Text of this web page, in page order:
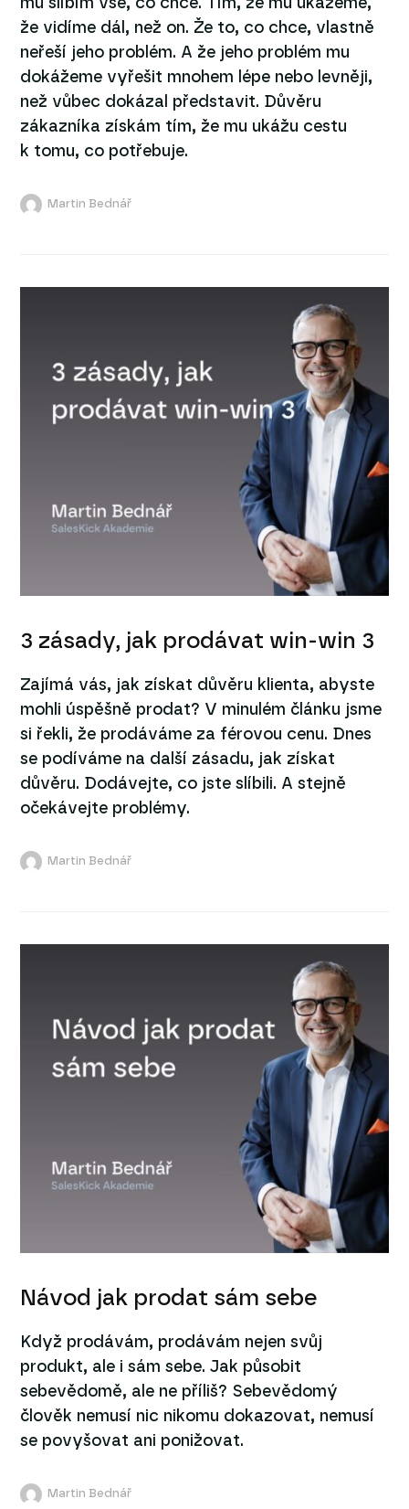
mu slíbím vše, co chce. Tím, že mu ukážeme,
že vidíme dál, než on. Že to, co chce, vlastně
neřeší jeho problém. A že jeho problém mu
dokážeme vyřešit mnohem lépe nebo levněji,
než vůbec dokázal představit. Důvěru
zákazníka získám tím, že mu ukážu cestu
k tomu, co potřebuje.
Martin Bednář
3 zásady, jak prodávat win-win 3
Zajímá vás, jak získat důvěru klienta, abyste
mohli úspěšně prodat? V minulém článku jsme
si řekli, že prodáváme za férovou cenu. Dnes
se podíváme na další zásadu, jak získat
důvěru. Dodávejte, co jste slíbili. A stejně
očekávejte problémy.
Martin Bednář
Návod jak prodat sám sebe
Když prodávám, prodávám nejen svůj
produkt, ale i sám sebe. Jak působit
sebevědomě, ale ne příliš? Sebevědomý
člověk nemusí nic nikomu dokazovat, nemusí
se povyšovat ani ponižovat.
Martin Bednář